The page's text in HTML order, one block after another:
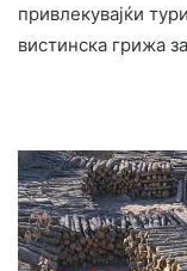
привлекувајќи
вистинска грижа